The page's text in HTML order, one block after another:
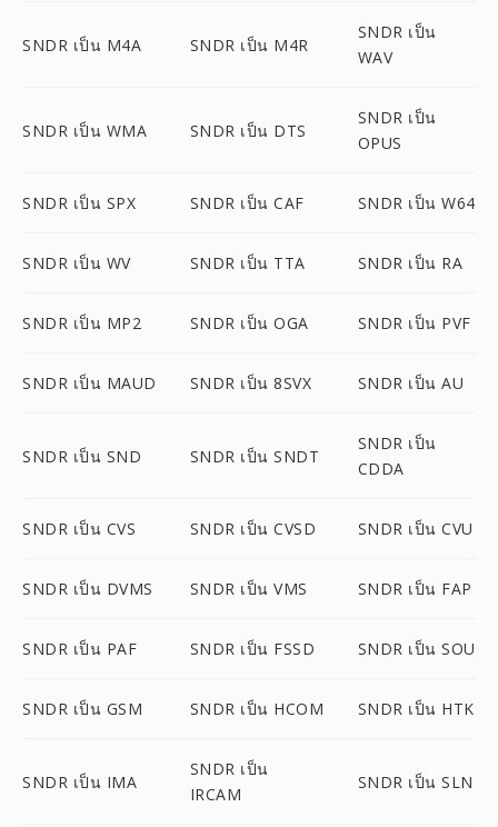
SNDR เป็น M4A SNDR เป็น M4R
SNDR เป็น
WAV
SNDR เป็น WMA SNDR เป็น DTS
SNDR เป็น
OPUS
SNDR เป็น SPX SNDR เป็น CAF SNDR เป็น W64
SNDR เป็น WV SNDR เป็น TTA SNDR เป็น RA
SNDR เป็น MP2 SNDR เป็น OGA SNDR เป็น PVF
SNDR เป็น MAUD SNDR เป็น 8SVX SNDR เป็น AU
SNDR เป็น SND SNDR เป็น SNDT
SNDR เป็น
CDDA
SNDR เป็น CVS SNDR เป็น CVSD SNDR เป็น CVU
SNDR เป็น DVMS SNDR เป็น VMS SNDR เป็น FAP
SNDR เป็น PAF SNDR เป็น FSSD SNDR เป็น SOU
SNDR เป็น GSM SNDR เป็น HCOM SNDR เป็น HTK
SNDR เป็น IMA
SNDR เป็น
IRCAM
SNDR เป็น SLN